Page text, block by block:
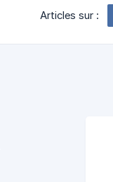
Articles sur :